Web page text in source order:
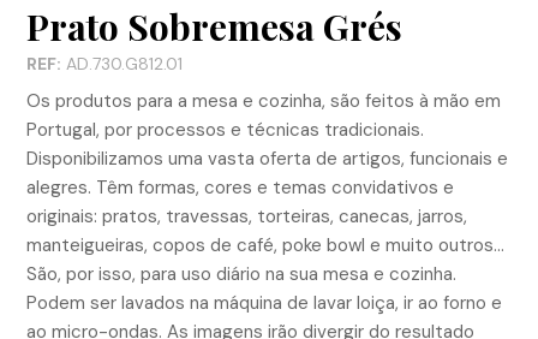
Prato Sobremesa Grés
REF: AD.730.G812.01
Os produtos para a mesa e cozinha, são feitos à mão em
Portugal, por processos e técnicas tradicionais.
Disponibilizamos uma vasta oferta de artigos, funcionais e
alegres. Têm formas, cores e temas convidativos e
originais: pratos, travessas, torteiras, canecas, jarros,
manteigueiras, copos de café, poke bowl e muito outros…
São, por isso, para uso diário na sua mesa e cozinha.
Podem ser lavados na máquina de lavar loiça, ir ao forno e
ao micro-ondas. As imagens irão divergir do resultado